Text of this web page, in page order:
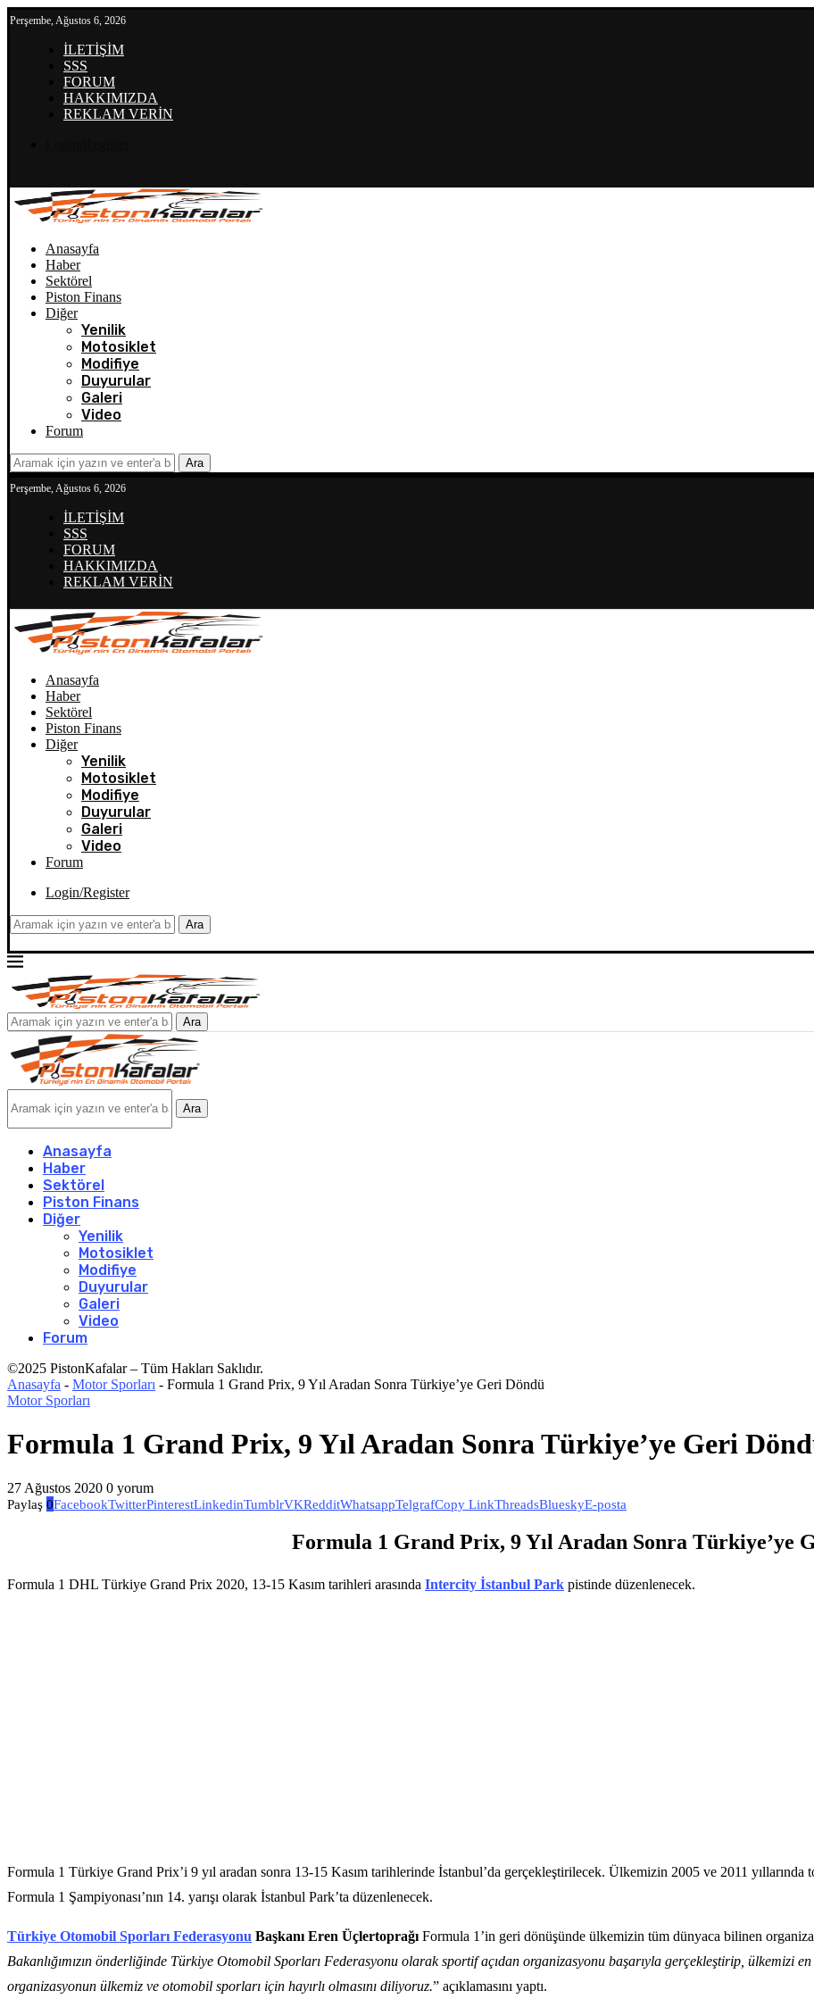
Perşembe, Ağustos 6, 2026
İLETİŞİM
SSS
FORUM
HAKKIMIZDA
REKLAM VERİN
Anasayfa
Haber
Sektörel
Piston Finans
Diğer
Yenilik
Motosiklet
Modifiye
Duyurular
Galeri
Video
Forum
Ara
Perşembe, Ağustos 6, 2026
İLETİŞİM
SSS
FORUM
HAKKIMIZDA
REKLAM VERİN
Anasayfa
Haber
Sektörel
Piston Finans
Diğer
Yenilik
Motosiklet
Modifiye
Duyurular
Galeri
Video
Forum
Login/Register
Ara
Ara
Ara
Anasayfa
Haber
Sektörel
Piston Finans
Diğer
Yenilik
Motosiklet
Modifiye
Duyurular
Galeri
Video
Forum
©2025 PistonKafalar – Tüm Hakları Saklıdır.
Anasayfa - Motor Sporları - Formula 1 Grand Prix, 9 Yıl Aradan Sonra Türkiye’ye Geri Döndü
Motor Sporları
Formula 1 Grand Prix, 9 Yıl Aradan Sonra Türkiye’ye Geri
27 Ağustos 2020 0 yorum
Paylaş 0FacebookTwitterPinterestLinkedinTumblrVKRedditWhatsappTelgrafCopy LinkThreadsBlueskyE-posta
Formula 1 Grand Prix, 9 Yıl Aradan Sonra Türkiye’ye
Formula 1 DHL Türkiye Grand Prix 2020, 13-15 Kasım tarihleri arasında Intercity İstanbul Park pistinde düzenlenecek.
Formula 1 Türkiye Grand Prix’i 9 yıl aradan sonra 13-15 Kasım tarihlerinde İstanbul’da gerçekleştirilecek. Ülkemizin 2005 ve 2011
Formula 1 Şampiyonası’nın 14. yarışı olarak İstanbul Park’ta düzenlenecek.
Türkiye Otomobil Sporları Federasyonu Başkanı Eren Üçlertoprağı Formula 1’in geri dönüşünde ülkemizin tüm dünyaca bilinen
Bakanlığımızın önderliğinde Türkiye Otomobil Sporları Federasyonu olarak sportif açıdan organizasyonu başarıyla gerçekleştirip, ülkemizi
organizasyonun ülkemiz ve otomobil sporları için hayırlı olmasını diliyoruz.” açıklamasını yaptı.